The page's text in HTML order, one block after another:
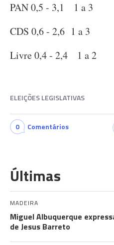
PAN 0,5 - 3,1 1 a 3
CDS 0,6 - 2,6 1 a 3
Livre 0,4 - 2,4 1 a 2
ELEIÇÕES LEGISLATIVAS
0 Comentários
Últimas
MADEIRA
Miguel Albuquerque
de Jesus Barreto